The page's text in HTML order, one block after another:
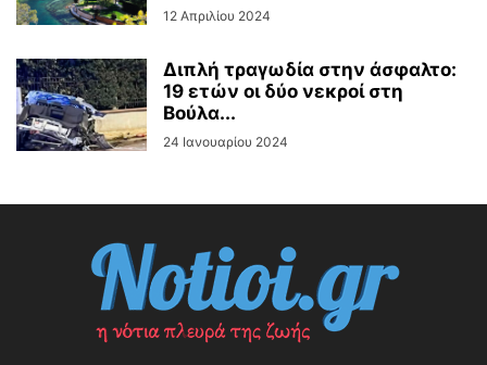
12 Απριλίου 2024
Διπλή τραγωδία στην άσφαλτο:
19 ετών οι δύο νεκροί στη
Βούλα...
24 Ιανουαρίου 2024